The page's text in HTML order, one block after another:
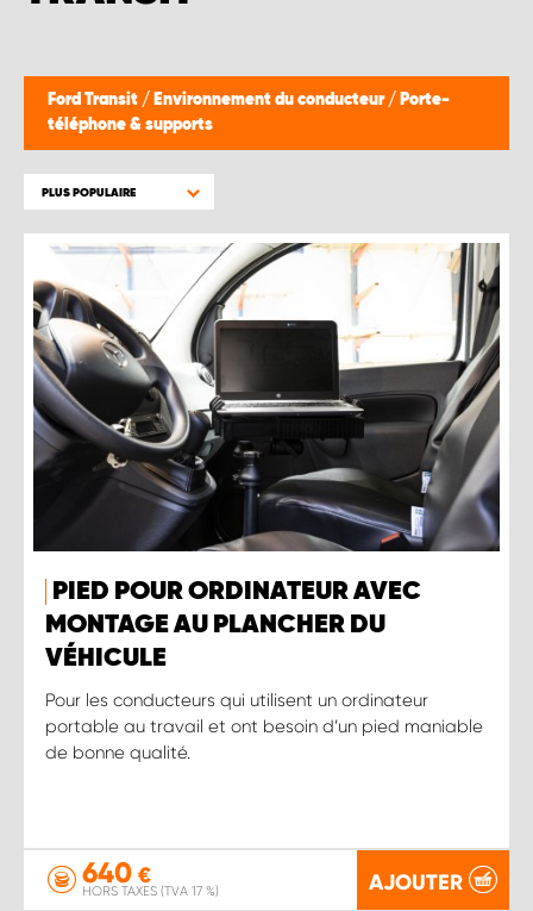
Ford Transit / Environnement du conducteur / Porte-
téléphone & supports
PLUS POPULAIRE
PIED POUR ORDINATEUR AVEC
MONTAGE AU PLANCHER DU
VÉHICULE
Pour les conducteurs qui utilisent un ordinateur
portable au travail et ont besoin d’un pied maniable
de bonne qualité.
640 €
HORS TAXES (TVA 17 %) AJOUTER